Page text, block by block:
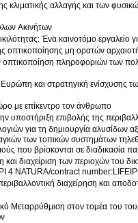
κλιματικής αλλαγής και των
Ακινήτων
Ένα καινοτόμο εργαλείο
οπτικοποίησης μη ορατών
πληροφοριών των
και στρατηγική ενίσχυσης
με επίκεντρο τον άνθρωπο
Χρήση του συστήματος Copernicus για την
για τη δημιουργία αλυσίδων
των τοπικών συστημάτων
που βρίσκονται σε διαδικασία
διαχείριση των περιοχών του
4 NATURA/contract
διαχείρηση και
Μεταρρύθμιση στον τομέα του